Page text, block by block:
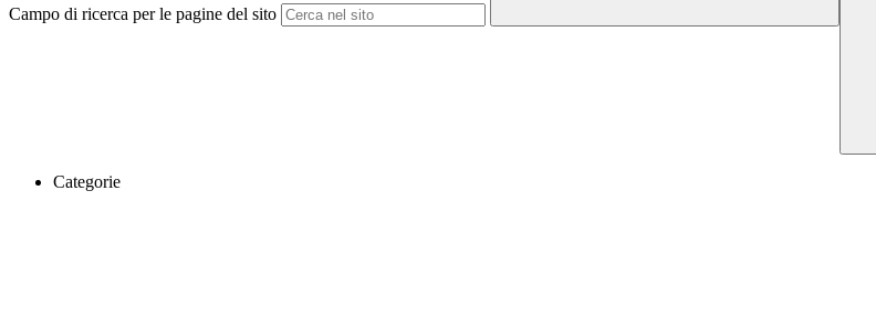
Campo di ricerca per le pagine del sito
Categorie